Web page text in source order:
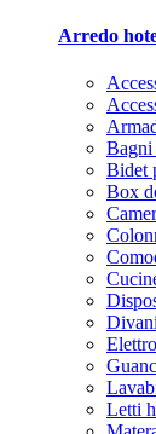
Arredo
Bagni
Bidet
Box
Letti